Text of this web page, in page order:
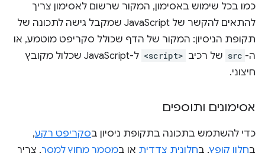
כמו בכל שימוש באסימון, המקור שרשום לאסימון צריך
להתאים להקשר של JavaScript שמקבל גישה לתכונה של
תקופת הניסיון: המקור של הדף שכולל סקריפט מוטמע, או
ה- src של רכיב <script>
ל-JavaScript שכלול מקובץ
חיצוני.
אסימונים ותוספים
כדי להשתמש בתכונה בתקופת ניסיון בסקריפט רקע,
בחלון קופץ, בחלונית צדדית או במסמך מחוץ למסך, צריך